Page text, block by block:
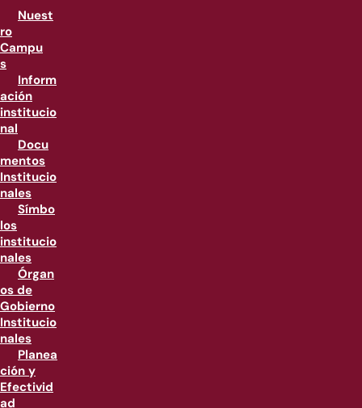
Nuest
ro
Campu
s
Inform
ación
institucio
nal
Docu
mentos
Institucio
nales
Símbo
los
institucio
nales
Órgan
os de
Gobierno
Institucio
nales
Planea
ción y
Efectivid
ad